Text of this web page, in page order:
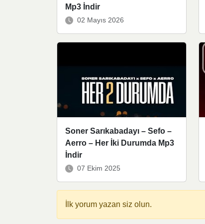
Mp3 İndir
02 Mayıs 2026
Soner Sarıkabadayı – Sefo –
Aerro – Her İki Durumda Mp3
İndir
07 Ekim 2025
İlk yorum yazan siz olun.